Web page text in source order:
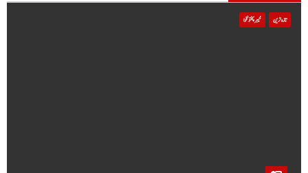
تازہ ترین خیبر پختونخوا